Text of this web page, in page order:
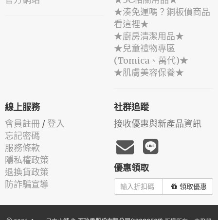
★湊免運嗎？銅板價商品
看這裡★
★廚房清潔用品★
★兒童禮物專區
(Tomica、萬代)★
★肌膚美容保養★
線上服務
會員註冊 / 登入
忘記密碼
服務條款
隱私權政策
退換貨政策
防詐騙宣導
社群追蹤
接收優惠與新產品資訊
優惠領取
領取優惠